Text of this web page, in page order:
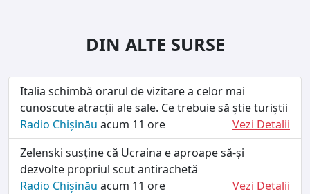
DIN ALTE SURSE
Italia schimbă orarul de vizitare a celor mai
cunoscute atracții ale sale. Ce trebuie să știe turiștii
Radio Chișinău acum 11 ore
Vezi Detalii
Zelenski susține că Ucraina e aproape să-și
dezvolte propriul scut antirachetă
Radio Chișinău acum 11 ore
Vezi Detalii